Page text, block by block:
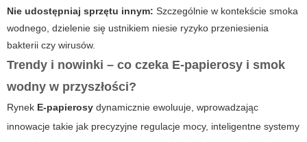
Nie udostępniaj sprzętu innym: Szczególnie w kontekście smoka
wodnego, dzielenie się ustnikiem niesie ryzyko przeniesienia
bakterii czy wirusów.
Trendy i nowinki – co czeka E-papierosy i smok
wodny w przyszłości?
Rynek E-papierosy dynamicznie ewoluuje, wprowadzając
innowacje takie jak precyzyjne regulacje mocy, inteligentne systemy